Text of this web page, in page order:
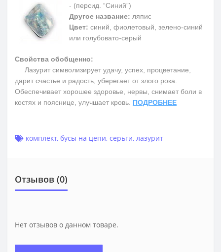
- (персид. “Синий”)
Другое название: ляпис
Цвет: синий, фиолетовый, зелено-синий
или голубовато-серый
Свойства обобщенно:
Лазурит символизирует удачу, успех, процветание,
дарит счастье и радость, уберегает от злого рока.
Обеспечивает хорошее здоровье, нервы, снимает боли в
костях и пояснице, улучшает кровь. ПОДРОБНЕЕ
комплект, бусы на цепи, серьги, лазурит
Отзывов (0)
Нет отзывов о данном товаре.